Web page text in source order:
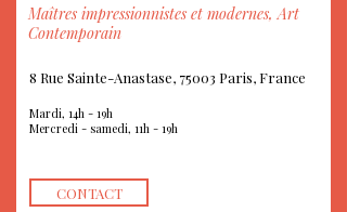
Maîtres impressionnistes et modernes, Art
Contemporain
8 Rue Sainte-Anastase, 75003 Paris, France
Mardi, 14h - 19h
Mercredi - samedi, 11h - 19h
CONTACT